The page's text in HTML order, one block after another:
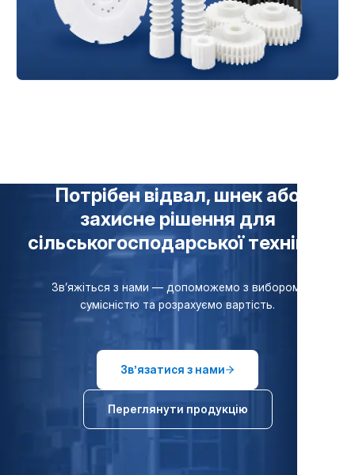
Потрібен відвал, шнек або
захисне рішення для
сільськогосподарської техніки?
Зв’яжіться з нами — допоможемо з вибором,
сумісністю та розрахуємо вартість.
Звʼязатися з нами
Переглянути продукцію